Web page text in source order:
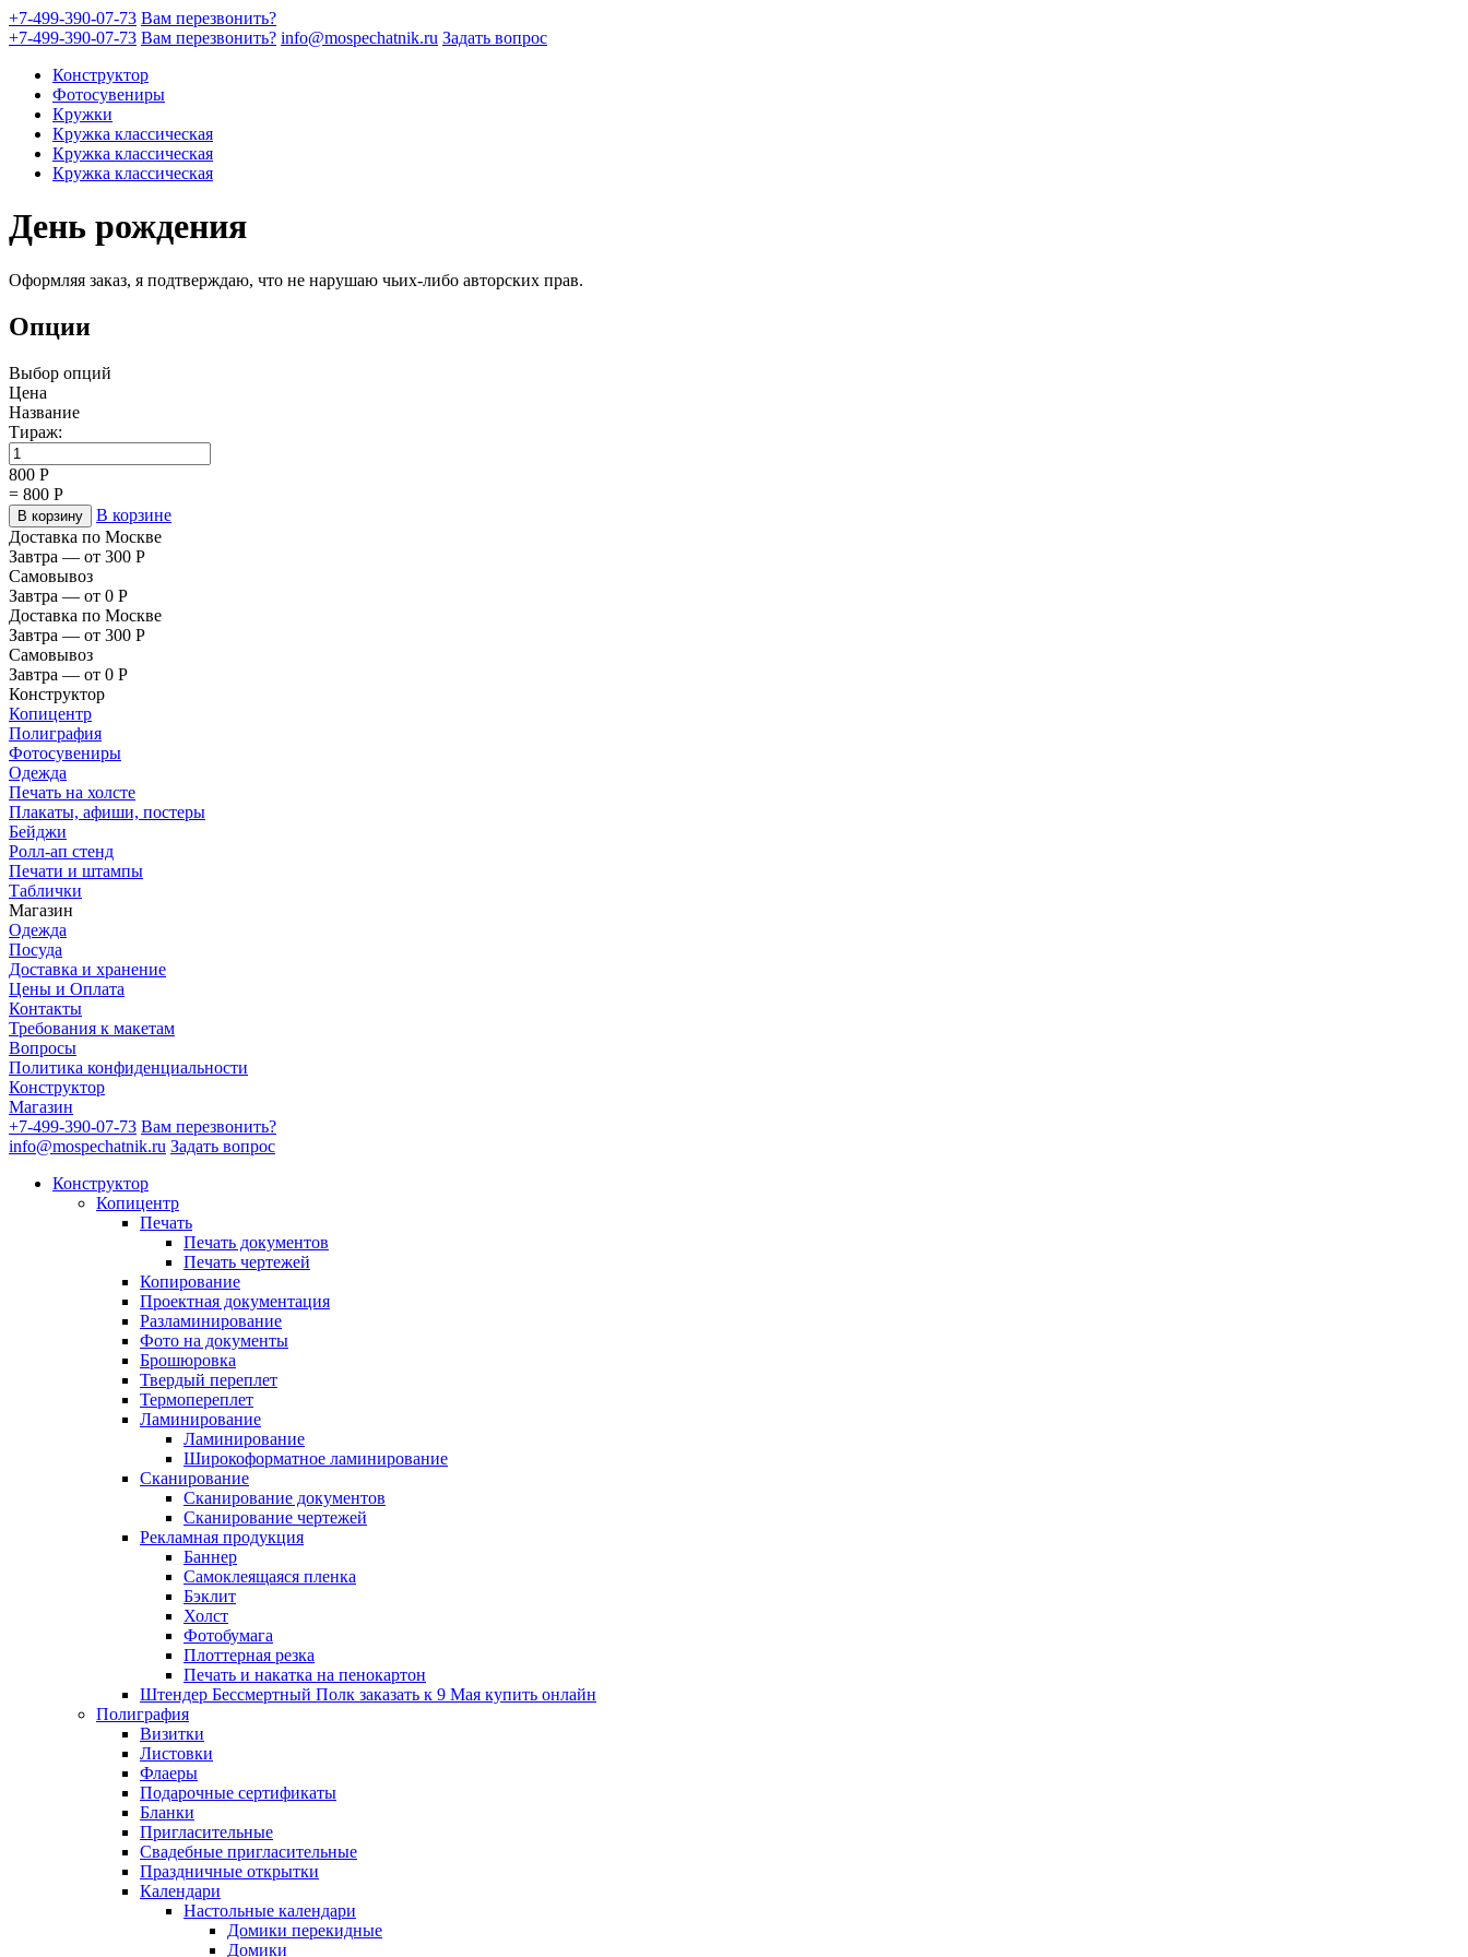
+7-499-390-07-73 Вам перезвонить?
+7-499-390-07-73 Вам перезвонить? info@mospechatnik.ru Задать вопрос
Конструктор
Фотосувениры
Кружки
Кружка классическая
Кружка классическая
Кружка классическая
День рождения
Оформляя заказ, я подтверждаю, что не нарушаю чьих-либо авторских прав.
Опции
Выбор опций
Цена
Название
Тираж:
800 Р
= 800 Р
В корзину
В корзине
Доставка по Москве
Завтра — от 300 Р
Самовывоз
Завтра — от 0 Р
Доставка по Москве
Завтра — от 300 Р
Самовывоз
Завтра — от 0 Р
Конструктор
Копицентр
Полиграфия
Фотосувениры
Одежда
Печать на холсте
Плакаты, афиши, постеры
Бейджи
Ролл-ап стенд
Печати и штампы
Таблички
Магазин
Одежда
Посуда
Доставка и хранение
Цены и Оплата
Контакты
Требования к макетам
Вопросы
Политика конфиденциальности
Конструктор
Магазин
+7-499-390-07-73 Вам перезвонить?
info@mospechatnik.ru Задать вопрос
Конструктор
Копицентр
Печать
Печать документов
Печать чертежей
Копирование
Проектная документация
Разламинирование
Фото на документы
Брошюровка
Твердый переплет
Термопереплет
Ламинирование
Ламинирование
Широкоформатное ламинирование
Сканирование
Сканирование документов
Сканирование чертежей
Рекламная продукция
Баннер
Самоклеящаяся пленка
Бэклит
Холст
Фотобумага
Плоттерная резка
Печать и накатка на пенокартон
Штендер Бессмертный Полк заказать к 9 Мая купить онлайн
Полиграфия
Визитки
Листовки
Флаеры
Подарочные сертификаты
Бланки
Пригласительные
Свадебные пригласительные
Праздничные открытки
Календари
Настольные календари
Домики перекидные
Домики